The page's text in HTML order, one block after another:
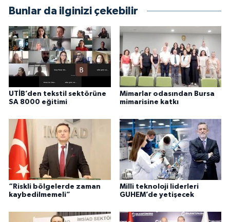
Bunlar da ilginizi çekebilir
UTİB’den tekstil sektörüne
SA 8000 eğitimi
Mimarlar odasından Bursa
mimarisine katkı
“Riskli bölgelerde zaman
kaybedilmemeli”
Milli teknoloji liderleri
GUHEM’de yetişecek